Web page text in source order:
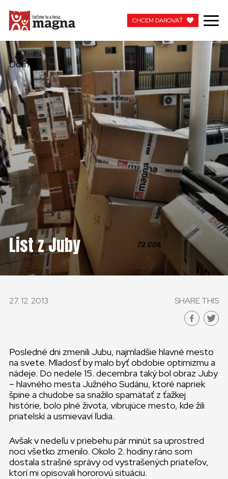
CHCEM DAROVAŤ
MOJA MAGNA
PRACUJTE S NAMI
CHCEM DAROVAŤ
Domů
List z Juby
27. 12. 2013 SHARE THIS
Posledné dni zmenili Jubu, najmladšie hlavné mesto
na svete. Mladosť by malo byť obdobie optimizmu a
nádeje. Do nedele 15. decembra taký bol obraz Juby
– hlavného mesta Južného Sudánu, ktoré napriek
špine a chudobe sa snažilo spamätať z ťažkej
histórie, bolo plné života, vibrujúce mesto, kde žili
priatelskí a usmievaví ľudia.
Avšak v nedeľu v priebehu pár minút sa uprostred
noci všetko zmenilo. Okolo 2. hodiny ráno som
dostala strašné správy od vystrašených priateľov,
ktorí mi opisovali hororovú situáciu.